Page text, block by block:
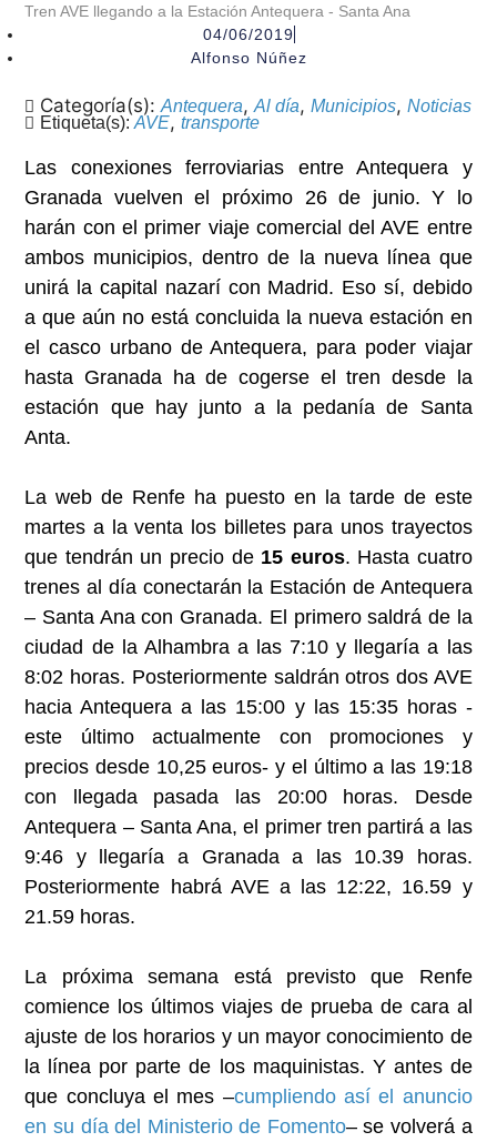
Tren AVE llegando a la Estación Antequera - Santa Ana
04/06/2019
Alfonso Núñez
Categoría(s):Antequera, Al día, Municipios, Noticias
Etiqueta(s):AVE, transporte
Las conexiones ferroviarias entre Antequera y
Granada vuelven el próximo 26 de junio. Y lo
harán con el primer viaje comercial del AVE entre
ambos municipios, dentro de la nueva línea que
unirá la capital nazarí con Madrid. Eso sí, debido
a que aún no está concluida la nueva estación en
el casco urbano de Antequera, para poder viajar
hasta Granada ha de cogerse el tren desde la
estación que hay junto a la pedanía de Santa
Anta.
La web de Renfe ha puesto en la tarde de este
martes a la venta los billetes para unos trayectos
que tendrán un precio de 15 euros. Hasta cuatro
trenes al día conectarán la Estación de Antequera
– Santa Ana con Granada. El primero saldrá de la
ciudad de la Alhambra a las 7:10 y llegaría a las
8:02 horas. Posteriormente saldrán otros dos AVE
hacia Antequera a las 15:00 y las 15:35 horas -
este último actualmente con promociones y
precios desde 10,25 euros- y el último a las 19:18
con llegada pasada las 20:00 horas. Desde
Antequera – Santa Ana, el primer tren partirá a las
9:46 y llegaría a Granada a las 10.39 horas.
Posteriormente habrá AVE a las 12:22, 16.59 y
21.59 horas.
La próxima semana está previsto que Renfe
comience los últimos viajes de prueba de cara al
ajuste de los horarios y un mayor conocimiento de
la línea por parte de los maquinistas. Y antes de
que concluya el mes –cumpliendo así el anuncio
en su día del Ministerio de Fomento– se volverá a